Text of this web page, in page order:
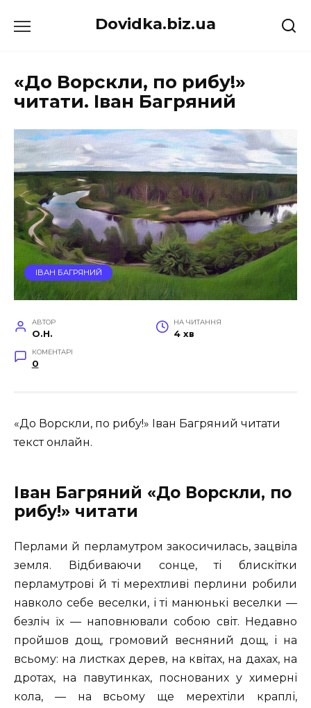
до
Dovidka.biz.ua
«До Ворскли, по рибу!»
читати. Іван Багряний
ІВАН БАГРЯНИЙ
АВТОР
O.H.
НА ЧИТАННЯ
4 хв
КОМЕНТАРІ
0
«До Ворскли, по рибу!» Іван Багряний читати
текст онлайн.
Іван Багряний «До Ворскли, по
рибу!» читати
Перлами й перламутром закосичилась, зацвіла
земля. Відбиваючи сонце, ті блискітки
перламутрові й ті мерехтливі перлини робили
навколо себе веселки, і ті манюнькі веселки —
безліч їх — наповнювали собою світ. Недавно
пройшов дощ, громовий весняний дощ, і на
всьому: на листках дерев, на квітах, на дахах, на
дротах, на павутинках, поснованих у химерні
кола, — на всьому ще мерехтіли краплі,